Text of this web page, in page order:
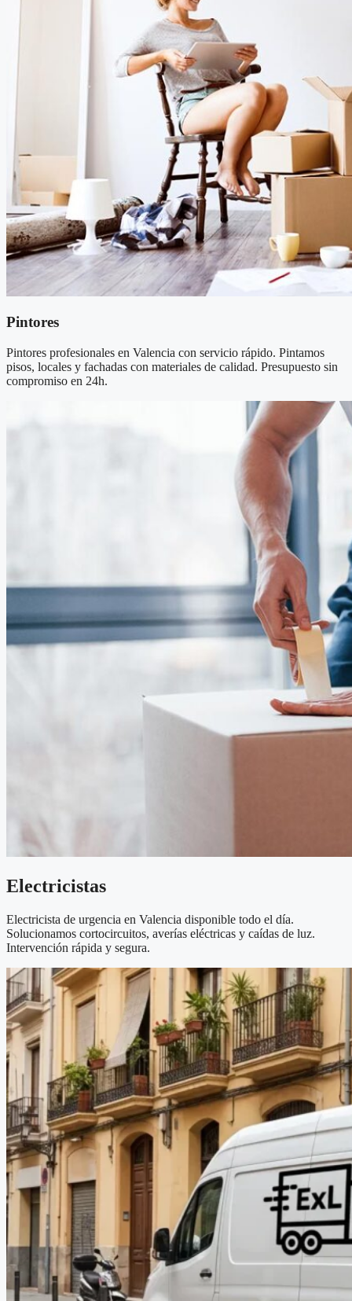
Pintores
Pintores profesionales en Valencia con servicio rápido. Pintamos
pisos, locales y fachadas con materiales de calidad. Presupuesto sin
compromiso en 24h.
Electricistas
Electricista de urgencia en Valencia disponible todo el día.
Solucionamos cortocircuitos, averías eléctricas y caídas de luz.
Intervención rápida y segura.